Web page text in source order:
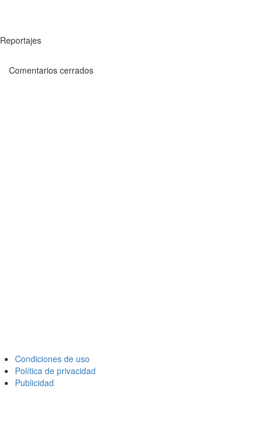
Reportajes
Comentarios cerrados
Condiciones de uso
Política de privacidad
Publicidad